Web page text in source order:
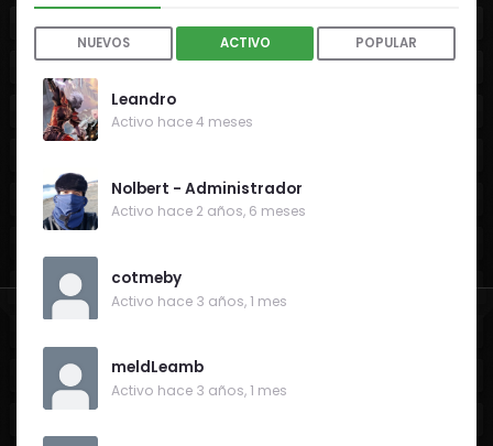
NUEVOS ACTIVO POPULAR
Leandro
Activo hace 4 meses
Nolbert - Administrador
Activo hace 2 años, 6 meses
cotmeby
Activo hace 3 años, 1 mes
meldLeamb
Activo hace 3 años, 1 mes